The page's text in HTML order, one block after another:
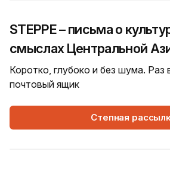
STEPPE – письма о
смыслах Центральной
Коротко, глубоко и без шума.
почтовый ящик
Степная